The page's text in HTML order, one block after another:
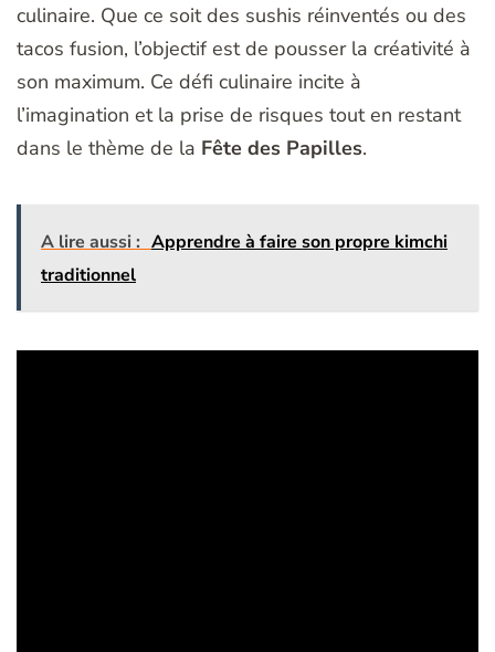
culinaire. Que ce soit des sushis réinventés ou des
tacos fusion, l’objectif est de pousser la créativité à
son maximum. Ce défi culinaire incite à
l’imagination et la prise de risques tout en restant
dans le thème de la Fête des Papilles.
A lire aussi : Apprendre à faire son propre kimchi
traditionnel